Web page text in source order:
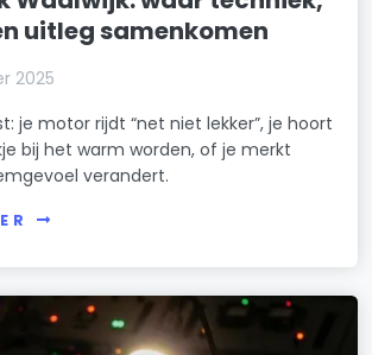
uitleg samenkomen
2025
je motor rijdt “net niet lekker”, je hoort
bij het warm worden, of je merkt
verandert.